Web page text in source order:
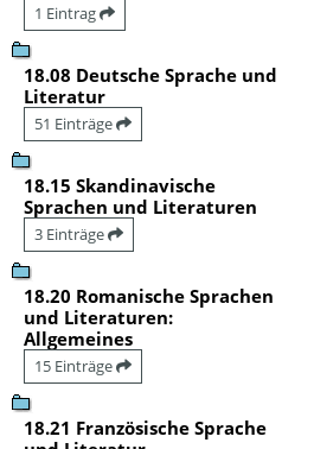
1 Eintrag
18.08 Deutsche Sprache und
Literatur
51 Einträge
18.15 Skandinavische
Sprachen und Literaturen
3 Einträge
18.20 Romanische Sprachen
und Literaturen:
Allgemeines
15 Einträge
18.21 Französische Sprache